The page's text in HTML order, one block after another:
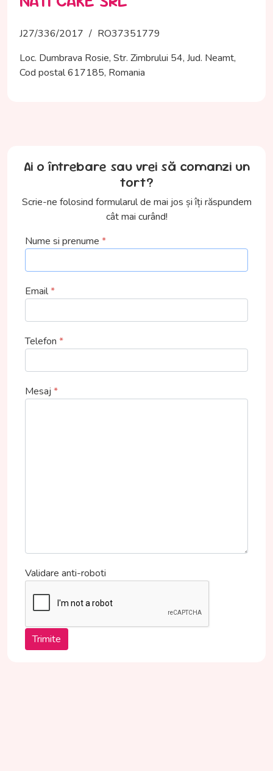
J27/336/2017 / RO37351779
Loc. Dumbrava Rosie, Str. Zimbrului 54, Jud. Neamt,
Cod postal 617185, Romania
Ai o întrebare sau vrei să comanzi un
tort?
Scrie-ne folosind formularul de mai jos și îți răspundem
cât mai curând!
Nume si prenume
Email
Telefon
Mesaj
Validare anti-roboti
Trimite